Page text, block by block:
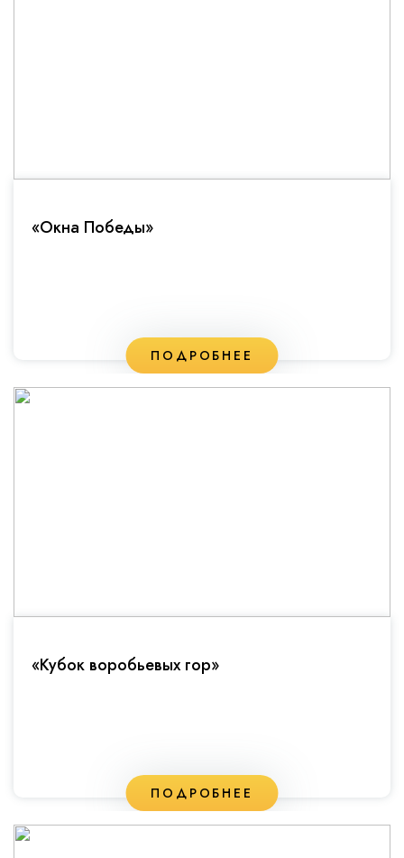
«Окна Победы»
ПОДРОБНЕЕ
«Кубок воробьевых гор»
ПОДРОБНЕЕ